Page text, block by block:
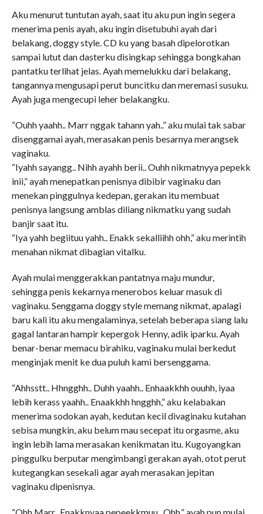
Aku menurut tuntutan ayah, saat itu aku pun ingin segera
menerima penis ayah, aku ingin disetubuhi ayah dari
belakang, doggy style. CD ku yang basah dipelorotkan
sampai lutut dan dasterku disingkap sehingga bongkahan
pantatku terlihat jelas. Ayah memelukku dari belakang,
tangannya mengusapi perut buncitku dan meremasi susuku.
Ayah juga mengecupi leher belakangku.
“Ouhh yaahh.. Marr nggak tahann yah..” aku mulai tak sabar
disenggamai ayah, merasakan penis besarnya merangsek
vaginaku.
“Iyahh sayangg.. Nihh ayahh berii.. Ouhh nikmatnyya pepekk
inii,” ayah menepatkan penisnya dibibir vaginaku dan
menekan pinggulnya kedepan, gerakan itu membuat
penisnya langsung amblas diliang nikmatku yang sudah
banjir saat itu.
“Iya yahh begiituu yahh.. Enakk sekalliihh ohh,” aku merintih
menahan nikmat dibagian vitalku.
Ayah mulai menggerakkan pantatnya maju mundur,
sehingga penis kekarnya menerobos keluar masuk di
vaginaku. Senggama doggy style memang nikmat, apalagi
baru kali itu aku mengalaminya, setelah beberapa siang lalu
gagal lantaran hampir kepergok Henny, adik iparku. Ayah
benar-benar memacu birahiku, vaginaku mulai berkedut
menginjak menit ke dua puluh kami bersenggama.
“Ahhsstt.. Hhngghh.. Duhh yaahh.. Enhaakkhh ouuhh, iyaa
lebih kerass yaahh.. Enaakkhh hngghh,” aku kelabakan
menerima sodokan ayah, kedutan kecil divaginaku kutahan
sebisa mungkin, aku belum mau secepat itu orgasme, aku
ingin lebih lama merasakan kenikmatan itu. Kugoyangkan
pinggulku berputar mengimbangi gerakan ayah, otot perut
kutegangkan sesekali agar ayah merasakan jepitan
vaginaku dipenisnya.